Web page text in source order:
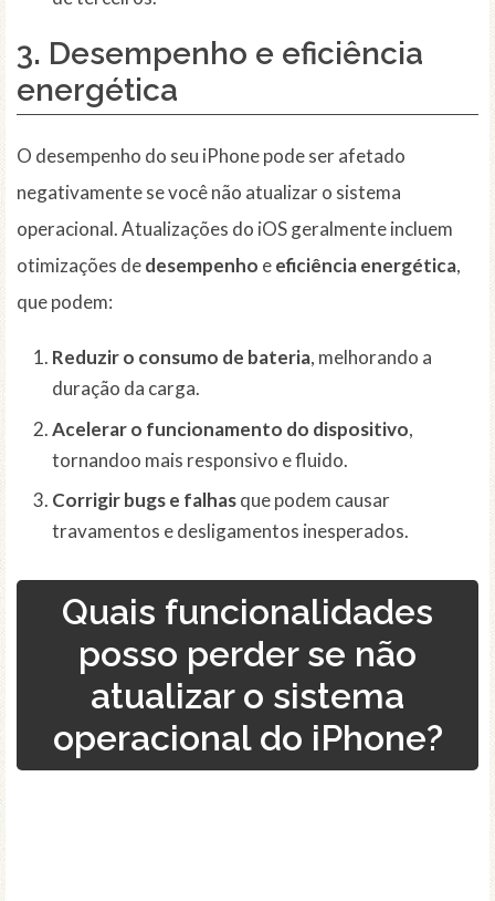
3. Desempenho e eficiência
energética
O desempenho do seu iPhone pode ser afetado
negativamente se você não atualizar o sistema
operacional. Atualizações do iOS geralmente incluem
otimizações dedesempenho eeficiência energética,
que podem:
Reduzir o consumo de bateria, melhorando a
duração da carga.
Acelerar o funcionamento do dispositivo,
tornandoo mais responsivo e fluido.
Corrigir bugs e falhasque podem causar
travamentos e desligamentos inesperados.
Quais funcionalidades
posso perder se não
atualizar o sistema
operacional do iPhone?